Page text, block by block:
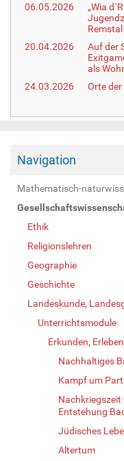
06.05.2026
„Wia
20.04.2026
Auf der
als
24.03.2026
Orte
Navigation
Mathematisch-
Ethik
Religionslehren
Geographie
Geschichte
Landeskunde,
Unterrichtsmodule
Erkunden,
Nachhaltiges
Kampf um
Nachkriegszeit
Entstehung
Jüdisches
Altertum